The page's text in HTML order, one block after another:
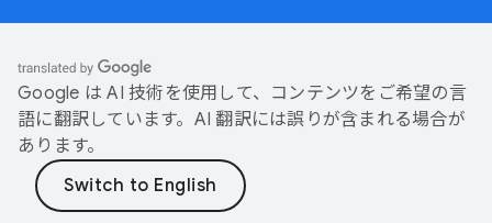
Google は AI 技術を使用して、コンテンツをご希望の言
語に翻訳しています。AI 翻訳には誤りが含まれる場合が
あります。